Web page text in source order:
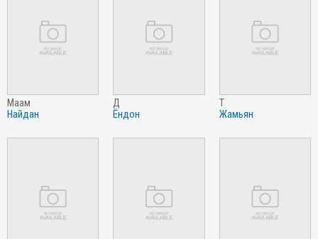
маам
найдан
д
ёндон
т
жамьян